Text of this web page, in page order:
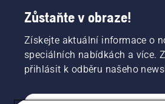
Zůstaňte v obraze!
Získejte aktuální informace o
speciálních nabídkách a více.
přihlásit k odběru našeho